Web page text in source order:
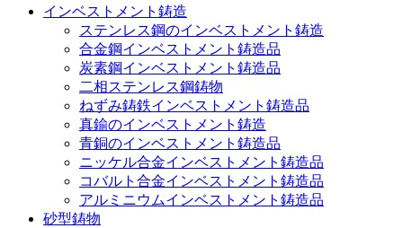
インベストメント鋳造
ステンレス鋼のインベストメント鋳造
合金鋼インベストメント鋳造品
炭素鋼インベストメント鋳造品
二相ステンレス鋼鋳物
ねずみ鋳鉄インベストメント鋳造品
真鍮のインベストメント鋳造
青銅のインベストメント鋳造品
ニッケル合金インベストメント鋳造品
コバルト合金インベストメント鋳造品
アルミニウムインベストメント鋳造品
砂型鋳物